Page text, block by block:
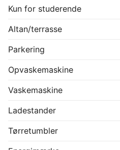
Kun for studerende
Altan/terrasse
Parkering
Opvaskemaskine
Vaskemaskine
Ladestander
Tørretumbler